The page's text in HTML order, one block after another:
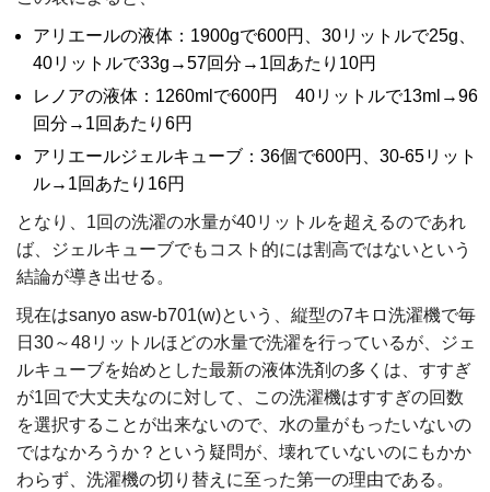
アリエールの液体：1900gで600円、30リットルで25g、
40リットルで33g→57回分→1回あたり10円
レノアの液体：1260mlで600円 40リットルで13ml→96
回分→1回あたり6円
アリエールジェルキューブ：36個で600円、30-65リット
ル→1回あたり16円
となり、1回の洗濯の水量が40リットルを超えるのであれ
ば、ジェルキューブでもコスト的には割高ではないという
結論が導き出せる。
現在はsanyo asw-b701(w)という、縦型の7キロ洗濯機で毎
日30～48リットルほどの水量で洗濯を行っているが、ジェ
ルキューブを始めとした最新の液体洗剤の多くは、すすぎ
が1回で大丈夫なのに対して、この洗濯機はすすぎの回数
を選択することが出来ないので、水の量がもったいないの
ではなかろうか？という疑問が、壊れていないのにもかか
わらず、洗濯機の切り替えに至った第一の理由である。